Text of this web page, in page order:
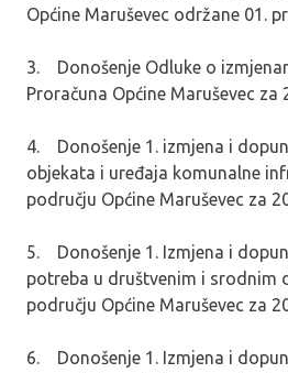
Općine Maruševec održane 01.
3. Donošenje Odluke o
Proračuna Općine Maruševec za
4. Donošenje 1. izmjena i
objekata i uređaja komunalne
području Općine Maruševec za
5. Donošenje 1. Izmjena i
potreba u društvenim i srodnim
području Općine Maruševec za
6. Donošenje 1. Izmjena i